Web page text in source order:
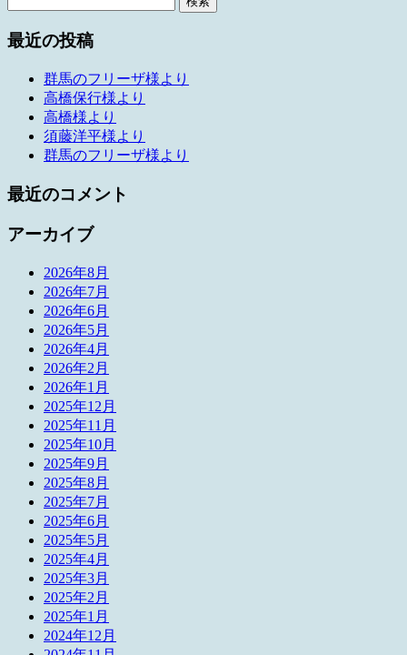
最近の投稿
群馬のフリーザ様より
高橋保行様より
高橋様より
須藤洋平様より
群馬のフリーザ様より
最近のコメント
アーカイブ
2026年8月
2026年7月
2026年6月
2026年5月
2026年4月
2026年2月
2026年1月
2025年12月
2025年11月
2025年10月
2025年9月
2025年8月
2025年7月
2025年6月
2025年5月
2025年4月
2025年3月
2025年2月
2025年1月
2024年12月